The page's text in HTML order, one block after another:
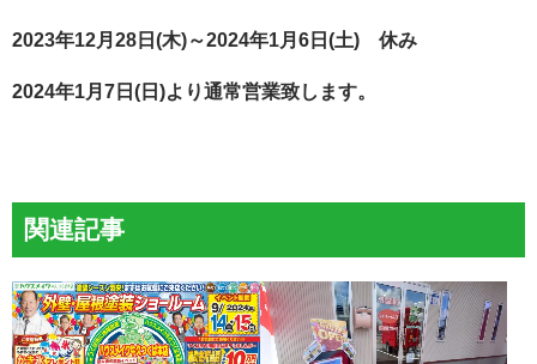
2023年12月28日(木)～2024年1月6日(土) 休み
2024年1月7日(日)より通常営業致します。
関連記事